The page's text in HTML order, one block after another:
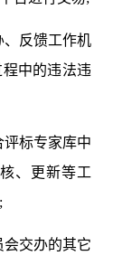
、反馈工作机
中的违法违
标专家库中
、更新等工
交办的其它